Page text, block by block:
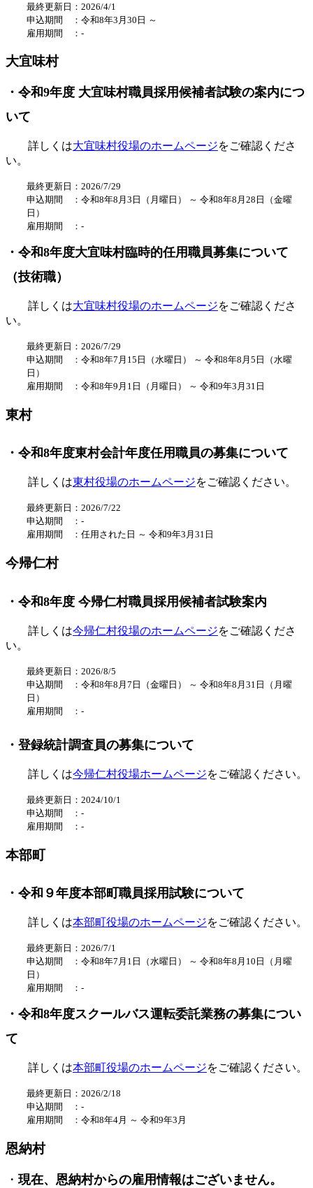
最終更新日：2026/4/1
申込期間 ： 令和8年3 月30日 ～
雇用期間 ： -
大宜味村
・令和9年度 大宜味村職員採用候補者試験の案内につ
いて
詳しくは大宜味村役場のホームページをご確認くださ
い。
最終更新日：2026/7/29
申込期間 ： 令和8年8 月3日（ 月曜日 ） ～ 令和8年8 月 28日（金曜
日）
雇用期間 ： -
・令和8年度大宜味村臨時的任用職員募集について
（技術職）
詳しくは大宜味村役場のホームページをご確認くださ
い。
最終更新日：2026/7/29
申込期間 ： 令和8年7 月15日（水曜日 ） ～ 令和8年8 月5 日（水曜
日）
雇用期間 ：令和8年9月1日（月曜日） ～ 令和9年3月31日
東村
・令和8年度東村会計年度任用職員の募集について
詳しくは東村役場のホームページをご確認ください。
最終更新日：2026/7/22
申込期間 ：-
雇用期間 ：任用された日 ～ 令和9年3月31日
今帰仁村
・令和8年度 今帰仁村職員採用候補者試験案内
詳しくは今帰仁村役場のホームページをご確認くださ
い。
最終更新日：2026/8/5
申込期間 ： 令和8年8 月7日（金曜日 ） ～ 令和8年8 月31 日（月曜
日）
雇用期間 ： -
・登録統計調査員の募集について
詳しくは今帰仁村役場ホームページをご確認ください。
最終更新日：2024/10/1
申込期間 ：‐
雇用期間 ： ‐
本部町
・令和９年度本部町職員採用試験について
詳しくは本部町役場のホームページをご確認ください。
最終更新日：2026/7/1
申込期間 ： 令和8年7 月1日（水曜日 ） ～ 令和8年8 月10 日（月曜
日）
雇用期間 ： -
・令和8年度スクールバス運転委託業務の募集につい
て
詳しくは本部町役場のホームページをご確認ください。
最終更新日：2026/2/18
申込期間 ： -
雇用期間 ： 令和8年4月 ～ 令和9年3月
恩納村
・ 現在、恩納村からの雇用情報はございません。